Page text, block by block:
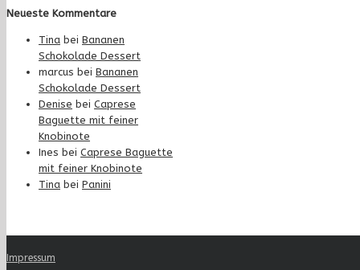
Neueste Kommentare
Tina bei Bananen
Schokolade Dessert
marcus bei Bananen
Schokolade Dessert
Denise bei Caprese
Baguette mit feiner
Knobinote
Ines bei Caprese Baguette
mit feiner Knobinote
Tina bei Panini
Impressum